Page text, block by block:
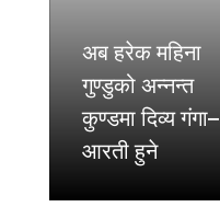
अब हरेक महिना
गुण्डुको अन्नन्त
कुण्डमा दिव्य गंगा–
आरती हुने